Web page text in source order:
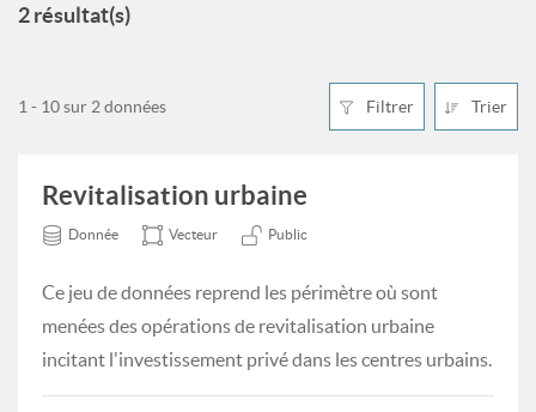
2 résultat(s)
Filtrer Trier
1 - 10 sur 2 données
Revitalisation urbaine
Donnée Vecteur Public
Ce jeu de données reprend les périmètre où sont
menées des opérations de revitalisation urbaine
incitant l'investissement privé dans les centres urbains.